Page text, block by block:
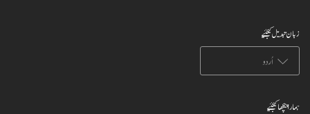
زبان تبدیل کیجئیے
ہمارا پیچھا کیجئیے